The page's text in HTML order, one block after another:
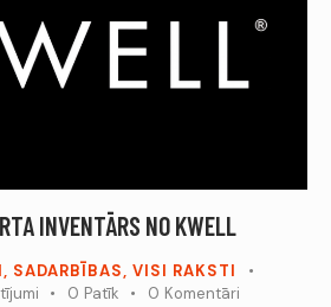
INVENTĀRS NO KWELL
, SADARBĪBAS, VISI RAKSTI
0 Patīk 0 Komentāri